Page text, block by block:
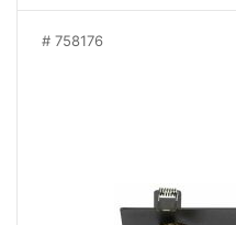
758176